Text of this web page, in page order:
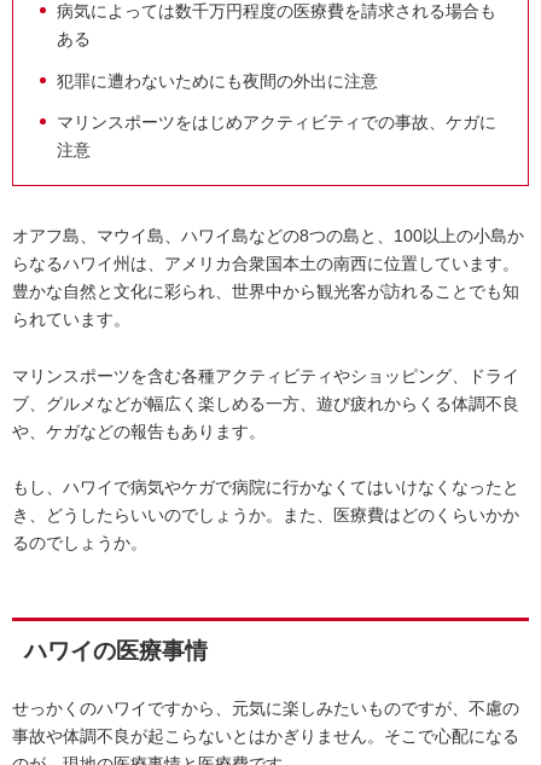
病気によっては数千万円程度の医療費を請求される場合も
ある
犯罪に遭わないためにも夜間の外出に注意
マリンスポーツをはじめアクティビティでの事故、ケガに
注意
オアフ島、マウイ島、ハワイ島などの8つの島と、100以上の小島か
らなるハワイ州は、アメリカ合衆国本土の南西に位置しています。
豊かな自然と文化に彩られ、世界中から観光客が訪れることでも知
られています。
マリンスポーツを含む各種アクティビティやショッピング、ドライ
ブ、グルメなどが幅広く楽しめる一方、遊び疲れからくる体調不良
や、ケガなどの報告もあります。
もし、ハワイで病気やケガで病院に行かなくてはいけなくなったと
き、どうしたらいいのでしょうか。また、医療費はどのくらいかか
るのでしょうか。
ハワイの医療事情
せっかくのハワイですから、元気に楽しみたいものですが、不慮の
事故や体調不良が起こらないとはかぎりません。そこで心配になる